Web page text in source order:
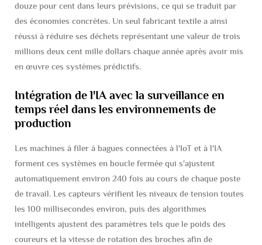
douze pour cent dans leurs prévisions, ce qui se traduit par
des économies concrètes. Un seul fabricant textile a ainsi
réussi à réduire ses déchets représentant une valeur de trois
millions deux cent mille dollars chaque année après avoir mis
en œuvre ces systèmes prédictifs.
Intégration de l'IA avec la surveillance en
temps réel dans les environnements de
production
Les machines à filer à bagues connectées à l'IoT et à l'IA
forment ces systèmes en boucle fermée qui s'ajustent
automatiquement environ 240 fois au cours de chaque poste
de travail. Les capteurs vérifient les niveaux de tension toutes
les 100 millisecondes environ, puis des algorithmes
intelligents ajustent des paramètres tels que le poids des
coureurs et la vitesse de rotation des broches afin de